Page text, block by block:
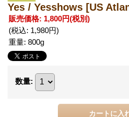
Yes / Yesshows [US
販売価格: 1,800円(税別)
(税込: 1,980円)
重量: 800g
数量: